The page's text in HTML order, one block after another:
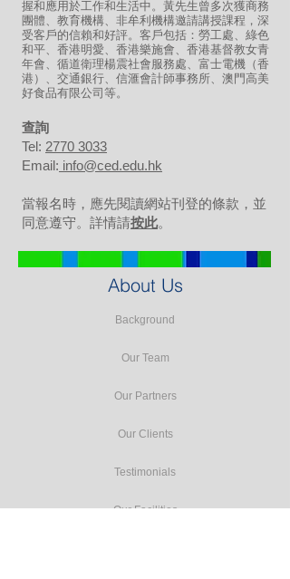
握和應用於工作和生活中。黃先生曾多次獲商務
團體、教育機構、非牟利機構邀請講授課程，深
受客戶的信賴和好評。客戶包括：勞工處、綠色
和平、香港明愛、香港樂施會、香港基督教女青
年會、循道衛理楊震社會服務處、富士電機（香
港）、交通銀行、信滙會計師事務所、澳門高美
好食品有限公司等。
​查詢
Tel: 2770 3033
Email: info@ced.edu.hk
當報名時，應先閱讀網站刊登的條款，並
同意遵守。詳情請按此。
About Us
Background
Our Team
Our Partners
Our Clients
Testimonials
Our Facilities